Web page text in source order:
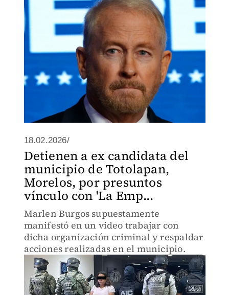
18.02.2026/
Detienen a ex candidata del
municipio de Totolapan,
Morelos, por presuntos
vínculo con 'La Emp...
Marlen Burgos supuestamente
manifestó en un video trabajar con
dicha organización criminal y respaldar
acciones realizadas en el municipio.